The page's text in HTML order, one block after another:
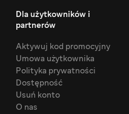
Dla użytkowników i
partnerów
Aktywuj kod promocyjny
Umowa użytkownika
Polityka prywatności
Dostępność
Usuń konto
O nas